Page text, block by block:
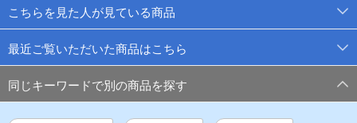
こちらを見た人が見ている商品
最近ご覧いただいた商品はこちら
同じキーワードで別の商品を探す